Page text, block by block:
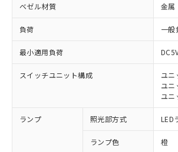
ベゼル材質 金属
負荷 一般
最小適用負荷
スイッチユニット構成
ユニ
ユニ
ユニ
ランプ 照光部方式 LED
ランプ色 橙
対応済み：EU RoHS指令（10
非含有に対応した製品が提供可